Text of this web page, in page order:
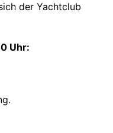
der Yachtclub
Uhr: